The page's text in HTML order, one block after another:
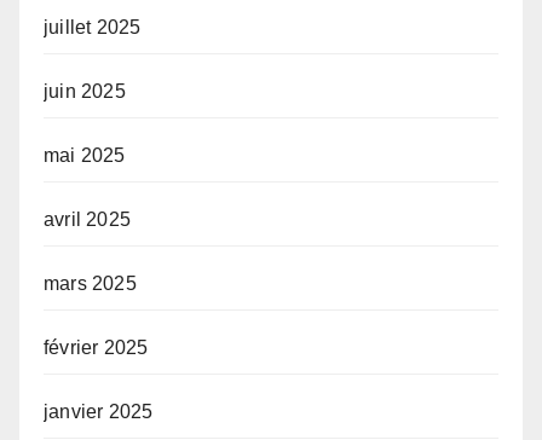
juillet 2025
juin 2025
mai 2025
avril 2025
mars 2025
février 2025
janvier 2025